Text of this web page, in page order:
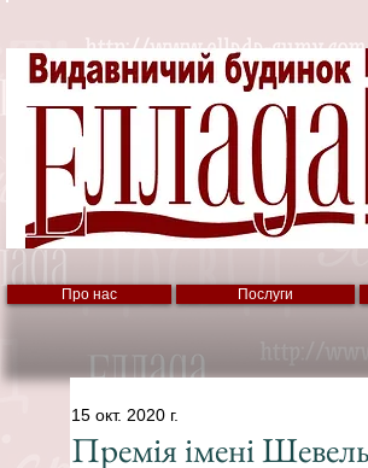
Про нас Послуги
Премія імені
15 окт. 2020 г.